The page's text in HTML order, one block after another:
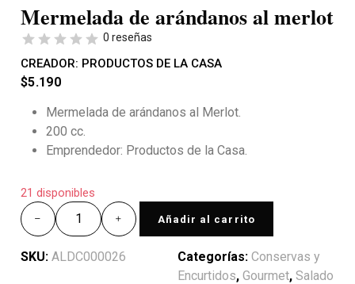
Mermelada de arándanos al merlot
0 reseñas
CREADOR: PRODUCTOS DE LA CASA
$5.190
Mermelada de arándanos al Merlot.
200 cc.
Emprendedor: Productos de la Casa.
21 disponibles
Añadir al carrito
SKU: ALDC000026 Categorías: Conservas y
Encurtidos, Gourmet, Salado